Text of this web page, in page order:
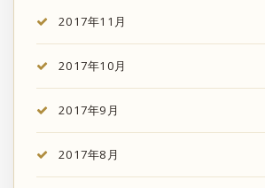
2017年11月
2017年10月
2017年9月
2017年8月